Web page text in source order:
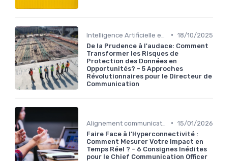
• 18/10/2025
De la Prudence à l'audace: Comment
Transformer les Risques de
Protection des Données en
Opportunités? - 5 Approches
Révolutionnaires pour le Directeur de
Communication
• 15/01/2026
Faire Face à l’Hyperconnectivité :
Comment Mesurer Votre Impact en
Temps Réel ? - 6 Consignes Inédites
pour le Chief Communication Officer